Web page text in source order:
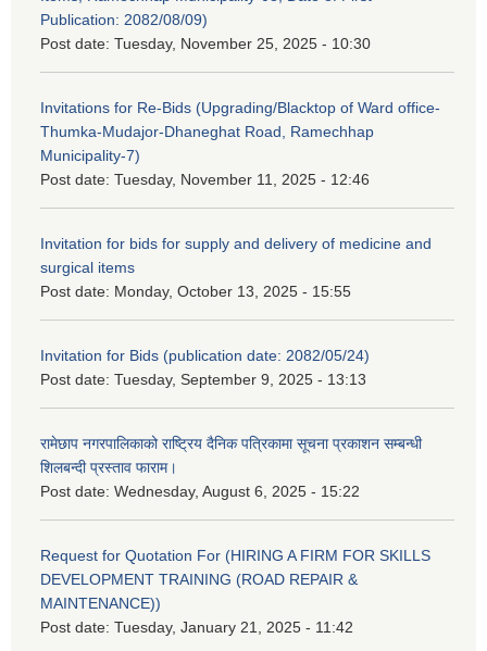
Publication: 2082/08/09)
Post date: Tuesday, November 25, 2025 - 10:30
Invitations for Re-Bids (Upgrading/Blacktop of Ward office-
Thumka-Mudajor-Dhaneghat Road, Ramechhap
Municipality-7)
Post date: Tuesday, November 11, 2025 - 12:46
Invitation for bids for supply and delivery of medicine and
surgical items
Post date: Monday, October 13, 2025 - 15:55
Invitation for Bids (publication date: 2082/05/24)
Post date: Tuesday, September 9, 2025 - 13:13
रामेछाप नगरपालिकाको राष्ट्रिय दैनिक पत्रिकामा सूचना प्रकाशन सम्बन्धी
शिलबन्दी प्रस्ताव फाराम।
Post date: Wednesday, August 6, 2025 - 15:22
Request for Quotation For (HIRING A FIRM FOR SKILLS
DEVELOPMENT TRAINING (ROAD REPAIR &
MAINTENANCE))
Post date: Tuesday, January 21, 2025 - 11:42